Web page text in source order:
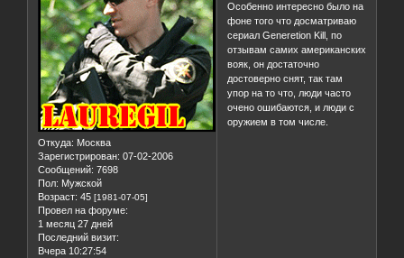
Откуда: Москва
Зарегистрирован: 07-02-2006
Сообщений: 7698
Пол: Мужской
Возраст: 45 [1981-07-05]
Провел на форуме:
1 месяц 27 дней
Последний визит:
Вчера 10:27:54
Особенно интересно было на
фоне того что досматриваю
сериал Generetion Kill, по
отзывам самих американских
вояк, он достаточно
достоверно снят, так там
упор на то что, люди часто
очено ошибаются, и люди с
оружием в том числе.